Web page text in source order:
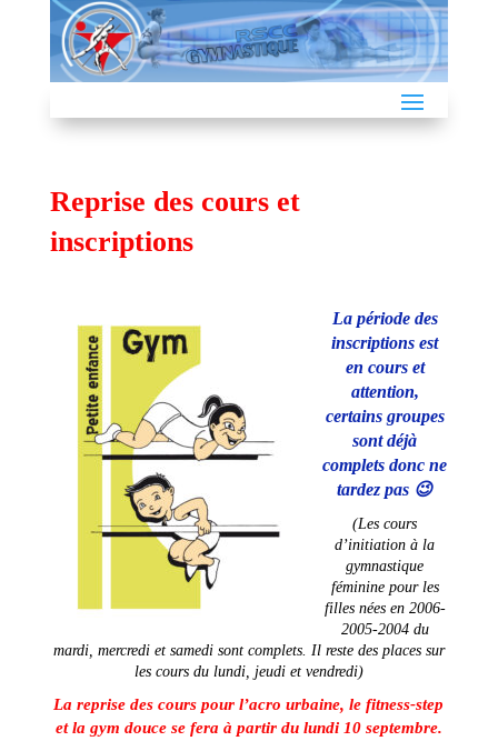
Reprise des cours et
inscriptions
La période des
inscriptions est
en cours et
attention,
certains groupes
sont déjà
complets donc ne
tardez pas 😉
(Les cours
d’initiation à la
gymnastique
féminine pour les
filles nées en 2006-
2005-2004 du
mardi, mercredi et samedi sont complets. Il reste des places sur
les cours du lundi, jeudi et vendredi)
La reprise des cours pour l’acro urbaine, le fitness-step
et la gym douce se fera à partir du lundi 10 septembre.